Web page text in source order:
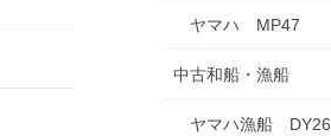
ヤマハ MP47
中古和船・漁船
ヤマハ漁船 DY26